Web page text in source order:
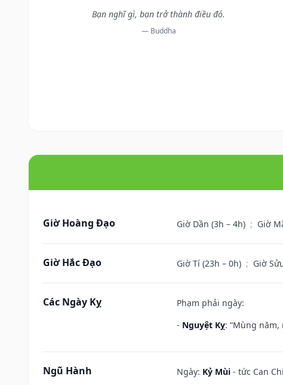
Bạn nghĩ gì, bạn trở thành điều đó.
— Buddha
Giờ Hoàng Đạo Giờ Dần (3h – 4h) ; Giờ
Giờ Hắc Đạo Giờ Tí (23h – 0h) ; Giờ
Các Ngày Kỵ
Phạm phải ngày:
- Nguyệt Kỵ: “Mùng
Ngũ Hành Ngày: Kỷ Mùi - tức Can